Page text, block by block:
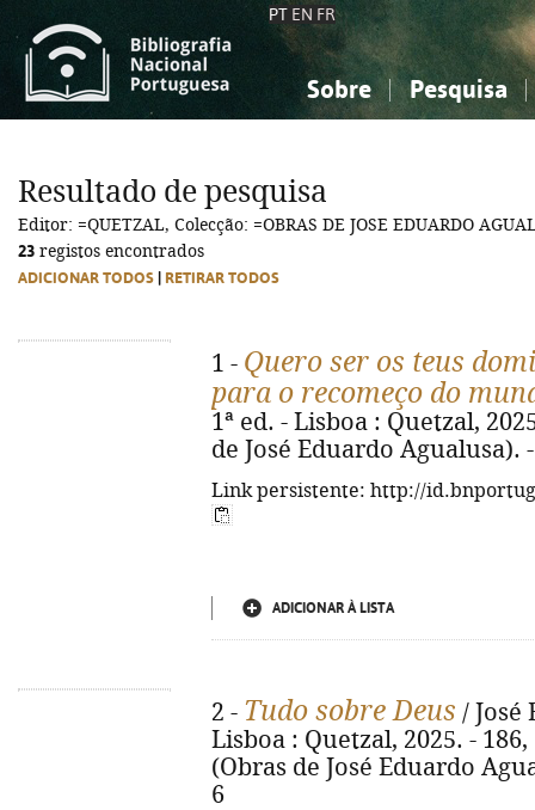
PT EN FR
Sobre Pesquisa
Ciências sociais...
Arte, desporto...
Ciências sociais...
Arte, desporto...
Resultado de pesquisa
Editor: =QUETZAL, Colecção: =OBRAS DE JOSE EDUARDO
23 registos encontrados
ADICIONAR TODOS RETIRAR TODOS
1 - Quero ser os teus
para o recomeço do
1ª ed. - Lisboa : Quetzal,
de José Eduardo Agualusa).
Link persistente: http://
ADICIONAR À LISTA
2 - Tudo sobre Deus / José
Lisboa : Quetzal, 2025. -
(Obras de José Eduardo
6